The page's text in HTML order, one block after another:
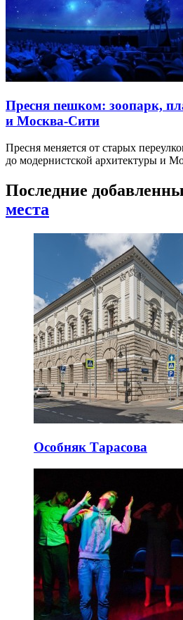
Пресня пешком: зоопарк,
и Москва-Сити
Пресня меняется от старых
до модернистской архитектуры и
Последние
места
Особняк Тарасова